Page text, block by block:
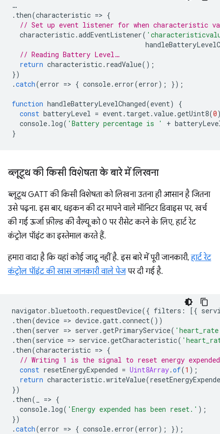
…
. then(characteristic => {
// Set up event listener for when characteristic
characteristic.addEventListener(
// Reading Battery Level…
return characteristic. readValue();
})
.catch(error => { console. error(error); });
function handleBatteryLevelChanged(event)
{
const batteryLevel = event. target.value.getUint8(0
console. log( 'Battery percentage is ' +
}
ब्लूटूथ की किसी विशेषता के बारे में लिखना
ब्लूटूथ GATT की किसी विशेषता को लिखना उतना ही आसान है जितना
उसे पढ़ना. इस बार, धड़कन की दर मापने वाले मॉनिटर डिवाइस पर, खर्च
की गई ऊर्जा फ़ील्ड की वैल्यू को 0 पर रीसेट करने के लिए, हार्ट रेट
कंट्रोल पॉइंट का इस्तेमाल करते हैं.
हमारा वादा है कि यहां कोई जादू नहीं है. इस बारे में पूरी जानकारी,हार्ट रेट
कंट्रोल पॉइंट की खास जानकारी वाले पेजपर दी गई है.
navigator .bluetooth . requestDevice({ filters : [{
. then(device => device.gatt.connect())
. then(server => server .getPrimaryService(
. then(service => service.getCharacteristic(
. then(characteristic => {
// Writing 1 is the signal to reset energy
const resetEnergyExpended = Uint8Array.of(1 );
return characteristic.writeValue(
})
. then( => {
console. log( 'Energy expended has been reset.' );
})
.catch(error => { console. error(error); });